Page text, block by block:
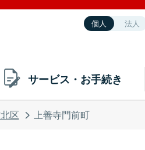
個人 法人
サービス・お手続き
区 上善寺門前町